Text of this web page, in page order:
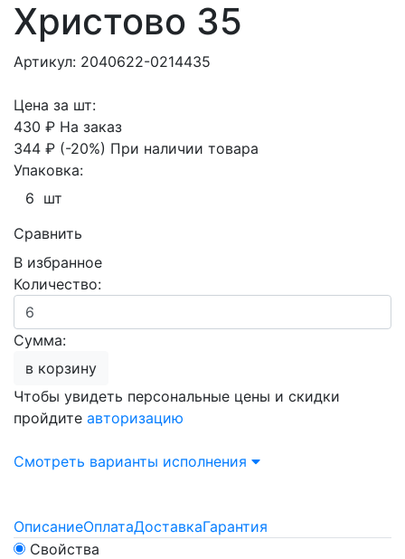
Христово 35
Артикул: 2040622-0214435
Цена за шт:
430 ₽ На заказ
344 ₽ (-20%) При наличии товара
Упаковка:
6 шт
Сравнить
В избранное
Количество:
Сумма:
в корзину
Чтобы увидеть персональные цены и скидки
пройдите авторизацию
Смотреть варианты исполнения
ОписаниеОплатаДоставкаГарантия
Свойства